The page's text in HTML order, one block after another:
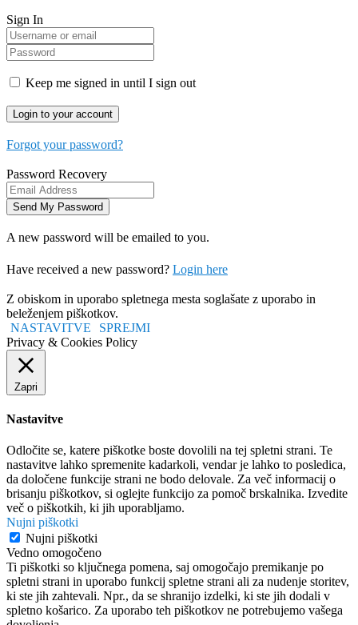
Sign In
Keep me signed in until I sign out
Forgot your password?
Password Recovery
A new password will be emailed to you.
Have received a new password? Login here
Z obiskom in uporabo spletnega mesta soglašate z uporabo in
beleženjem piškotkov.
NASTAVITVE
SPREJMI
Privacy & Cookies Policy
Zapri
Nastavitve
Odločite se, katere piškotke boste dovolili na tej spletni strani. Te
nastavitve lahko spremenite kadarkoli, vendar je lahko to posledica,
da določene funkcije strani ne bodo delovale. Za več informacij o
brisanju piškotkov, si oglejte funkcijo za pomoč brskalnika. Izvedite
več o piškotkih, ki jih uporabljamo.
Nujni piškotki
Nujni piškotki
Vedno omogočeno
Ti piškotki so ključnega pomena, saj omogočajo premikanje po
spletni strani in uporabo funkcij spletne strani ali za nudenje storitev,
ki ste jih zahtevali. Npr., da se shranijo izdelki, ki ste jih dodali v
spletno košarico. Za uporabo teh piškotkov ne potrebujemo vašega